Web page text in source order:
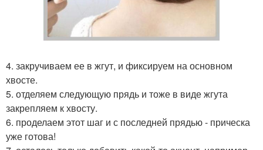
4. закручиваем ее в жгут, и фиксируем на основном
хвосте.
5. отделяем следующую прядь и тоже в виде жгута
закрепляем к хвосту.
6. проделаем этот шаг и с последней прядью - прическа
уже готова!